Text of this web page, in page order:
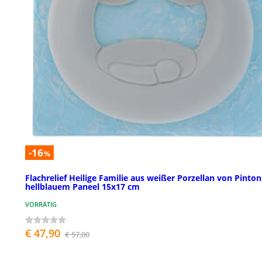
-16%
Flachrelief Heilige Familie aus weißer Porzellan von
hellblauem Paneel 15x17 cm
VORRÄTIG
€ 47,90 € 57,00